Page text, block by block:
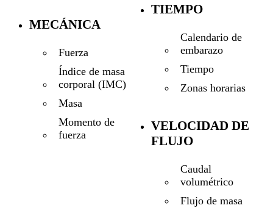
MECÁNICA
Fuerza
Índice de masa
corporal (IMC)
Masa
Momento de
fuerza
TIEMPO
Calendario de
embarazo
Tiempo
Zonas horarias
VELOCIDAD DE
FLUJO
Caudal
volumétrico
Flujo de masa